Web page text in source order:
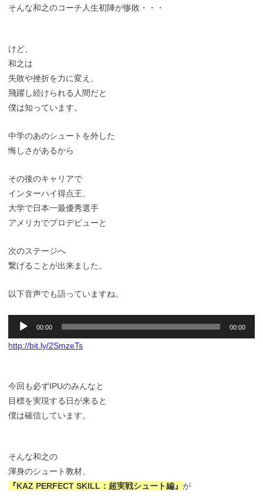
そんな和之のコーチ人生初陣が惨敗・・・
けど、
和之は
失敗や挫折を力に変え、
飛躍し続けられる人間だと
僕は知っています。
中学のあのシュートを外した
悔しさがあるから
その後のキャリアで
インターハイ得点王、
大学で日本一最優秀選手
アメリカでプロデビューと
次のステージへ
繋げることが出来ました。
以下音声でも語っていますね。
プ
ヤ
00:00 00:00
http://bit.ly/2SmzeTs
今回も必ずIPUのみんなと
目標を実現する日が来ると
僕は確信しています。
そんな和之の
渾身のシュート教材、
『KAZ PERFECT SKILL：超実戦シュート編』が